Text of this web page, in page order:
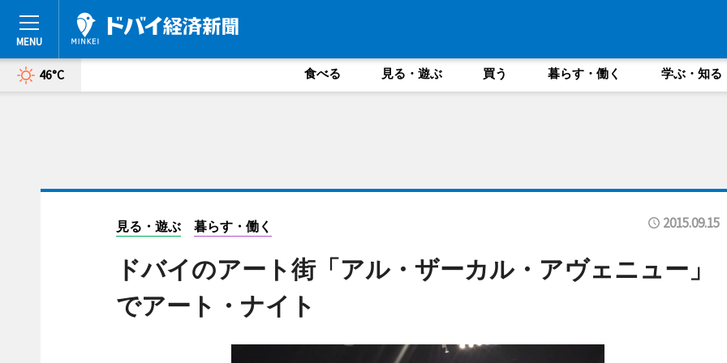
46°C 食べる 見る・遊ぶ 買う 暮らす・働く 学ぶ・知る
見る・遊ぶ 暮らす・働く 2015.09.15
ドバイのアート街「アル・ザーカル・アヴェニュー」
でアート・ナイト